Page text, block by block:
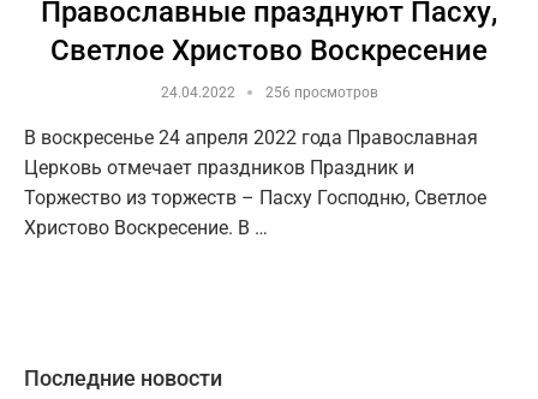
Православные празднуют Пасху,
Светлое Христово Воскресение
24.04.2022 256 просмотров
В воскресенье 24 апреля 2022 года Православная
Церковь отмечает праздников Праздник и
Торжество из торжеств – Пасху Господню, Светлое
Христово Воскресение. В …
Последние новости